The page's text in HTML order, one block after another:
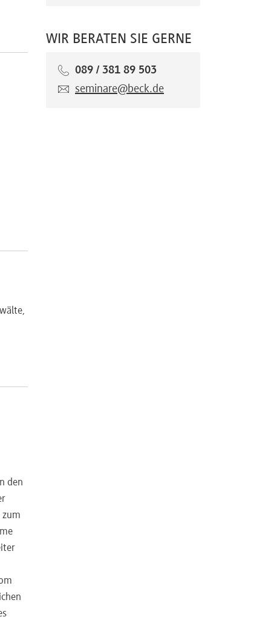
den
zum
WIR BERATEN SIE GERNE
089 / 381 89 503
seminare@beck.de